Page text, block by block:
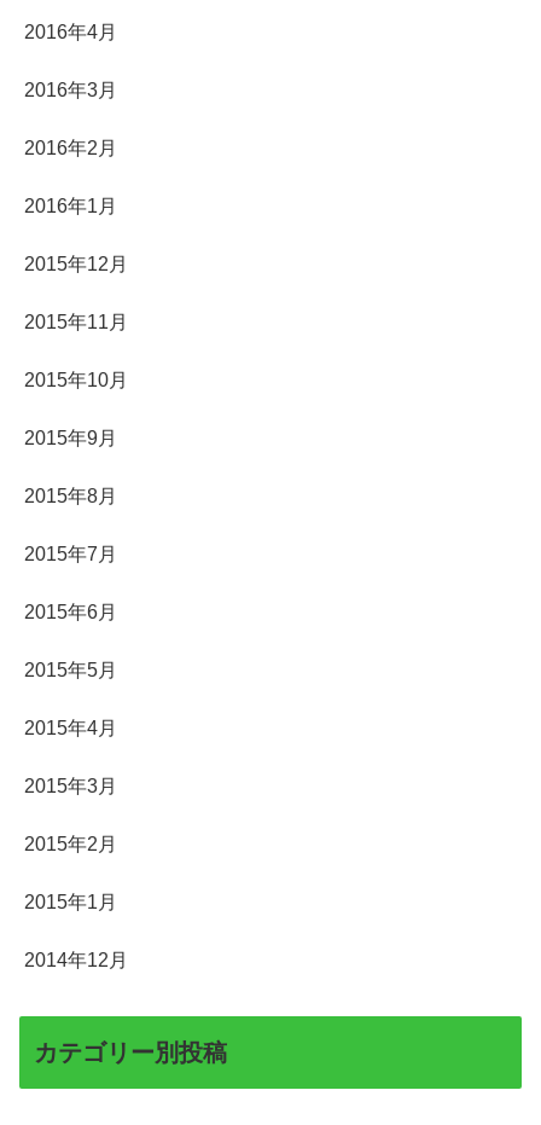
2016年4月
2016年3月
2016年2月
2016年1月
2015年12月
2015年11月
2015年10月
2015年9月
2015年8月
2015年7月
2015年6月
2015年5月
2015年4月
2015年3月
2015年2月
2015年1月
2014年12月
カテゴリー別投稿